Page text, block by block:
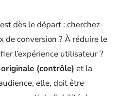
dès le départ : cherchez-
de conversion ? À réduire le
l’expérience utilisateur ?
(contrôle) et la
elle, doit être